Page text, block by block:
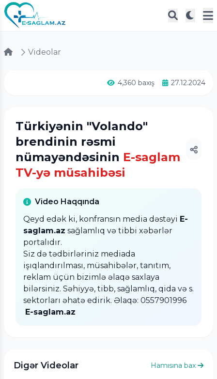
Videolar
4,360 baxış 27.12.2024
Türkiyənin "Volando"
brendinin rəsmi
nümayəndəsinin E-saglam
TV-yə müsahibəsi
Video Haqqında
Qeyd edək ki, konfransın media dəstəyi E-
saglam.az sağlamlıq və tibbi xəbərlər
portalıdır.
Siz də tədbirləriniz mediada
işıqlandırılması, müsahibələr, tanıtım,
reklam üçün bizimlə əlaqə saxlaya
bilərsiniz. Səhiyyə, tibb, sağlamlıq, qida və s.
sektorları əhatə edirik. Əlaqə: 0557901996
E-saglam.az
Digər Videolar Hamısına bax